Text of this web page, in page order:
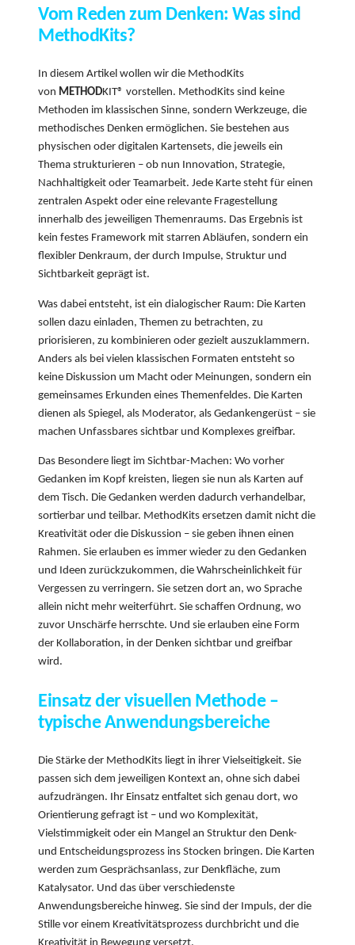
Vom Reden zum Denken: Was sind
MethodKits?
In diesem Artikel wollen wir die MethodKits
von METHODKIT® vorstellen. MethodKits sind keine
Methoden im klassischen Sinne, sondern Werkzeuge, die
methodisches Denken ermöglichen. Sie bestehen aus
physischen oder digitalen Kartensets, die jeweils ein
Thema strukturieren – ob nun Innovation, Strategie,
Nachhaltigkeit oder Teamarbeit. Jede Karte steht für einen
zentralen Aspekt oder eine relevante Fragestellung
innerhalb des jeweiligen Themenraums. Das Ergebnis ist
kein festes Framework mit starren Abläufen, sondern ein
flexibler Denkraum, der durch Impulse, Struktur und
Sichtbarkeit geprägt ist.
Was dabei entsteht, ist ein dialogischer Raum: Die Karten
sollen dazu einladen, Themen zu betrachten, zu
priorisieren, zu kombinieren oder gezielt auszuklammern.
Anders als bei vielen klassischen Formaten entsteht so
keine Diskussion um Macht oder Meinungen, sondern ein
gemeinsames Erkunden eines Themenfeldes. Die Karten
dienen als Spiegel, als Moderator, als Gedankengerüst – sie
machen Unfassbares sichtbar und Komplexes greifbar.
Das Besondere liegt im Sichtbar-Machen: Wo vorher
Gedanken im Kopf kreisten, liegen sie nun als Karten auf
dem Tisch. Die Gedanken werden dadurch verhandelbar,
sortierbar und teilbar. MethodKits ersetzen damit nicht die
Kreativität oder die Diskussion – sie geben ihnen einen
Rahmen. Sie erlauben es immer wieder zu den Gedanken
und Ideen zurückzukommen, die Wahrscheinlichkeit für
Vergessen zu verringern. Sie setzen dort an, wo Sprache
allein nicht mehr weiterführt. Sie schaffen Ordnung, wo
zuvor Unschärfe herrschte. Und sie erlauben eine Form
der Kollaboration, in der Denken sichtbar und greifbar
wird.
Einsatz der visuellen Methode –
typische Anwendungsbereiche
Die Stärke der MethodKits liegt in ihrer Vielseitigkeit. Sie
passen sich dem jeweiligen Kontext an, ohne sich dabei
aufzudrängen. Ihr Einsatz entfaltet sich genau dort, wo
Orientierung gefragt ist – und wo Komplexität,
Vielstimmigkeit oder ein Mangel an Struktur den Denk-
und Entscheidungsprozess ins Stocken bringen. Die Karten
werden zum Gesprächsanlass, zur Denkfläche, zum
Katalysator. Und das über verschiedenste
Anwendungsbereiche hinweg. Sie sind der Impuls, der die
Stille vor einem Kreativitätsprozess durchbricht und die